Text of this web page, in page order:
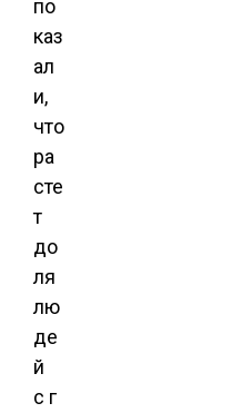
по
каз
ал
и,
что
ра
сте
т
до
ля
лю
де
й
с г